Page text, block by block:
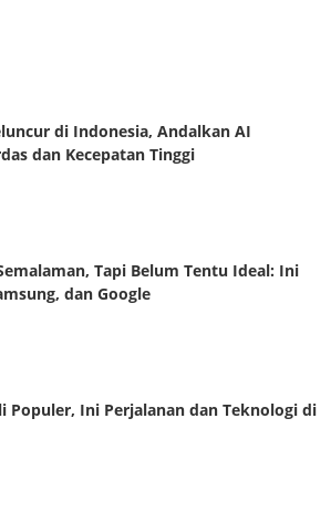
di Indonesia, Andalkan AI
dan Kecepatan Tinggi
Tapi Belum Tentu Ideal: Ini
dan Google
Populer, Ini Perjalanan dan Teknologi di